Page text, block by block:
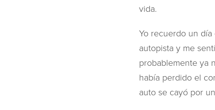
vida.
Yo recuerdo un
autopista y me
probablemente ya
había perdido el
auto se cayó por